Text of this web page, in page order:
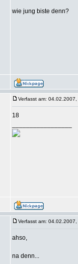
wie jung biste denn?
Verfasst am:
18
Verfasst am:
ahso,
na denn...